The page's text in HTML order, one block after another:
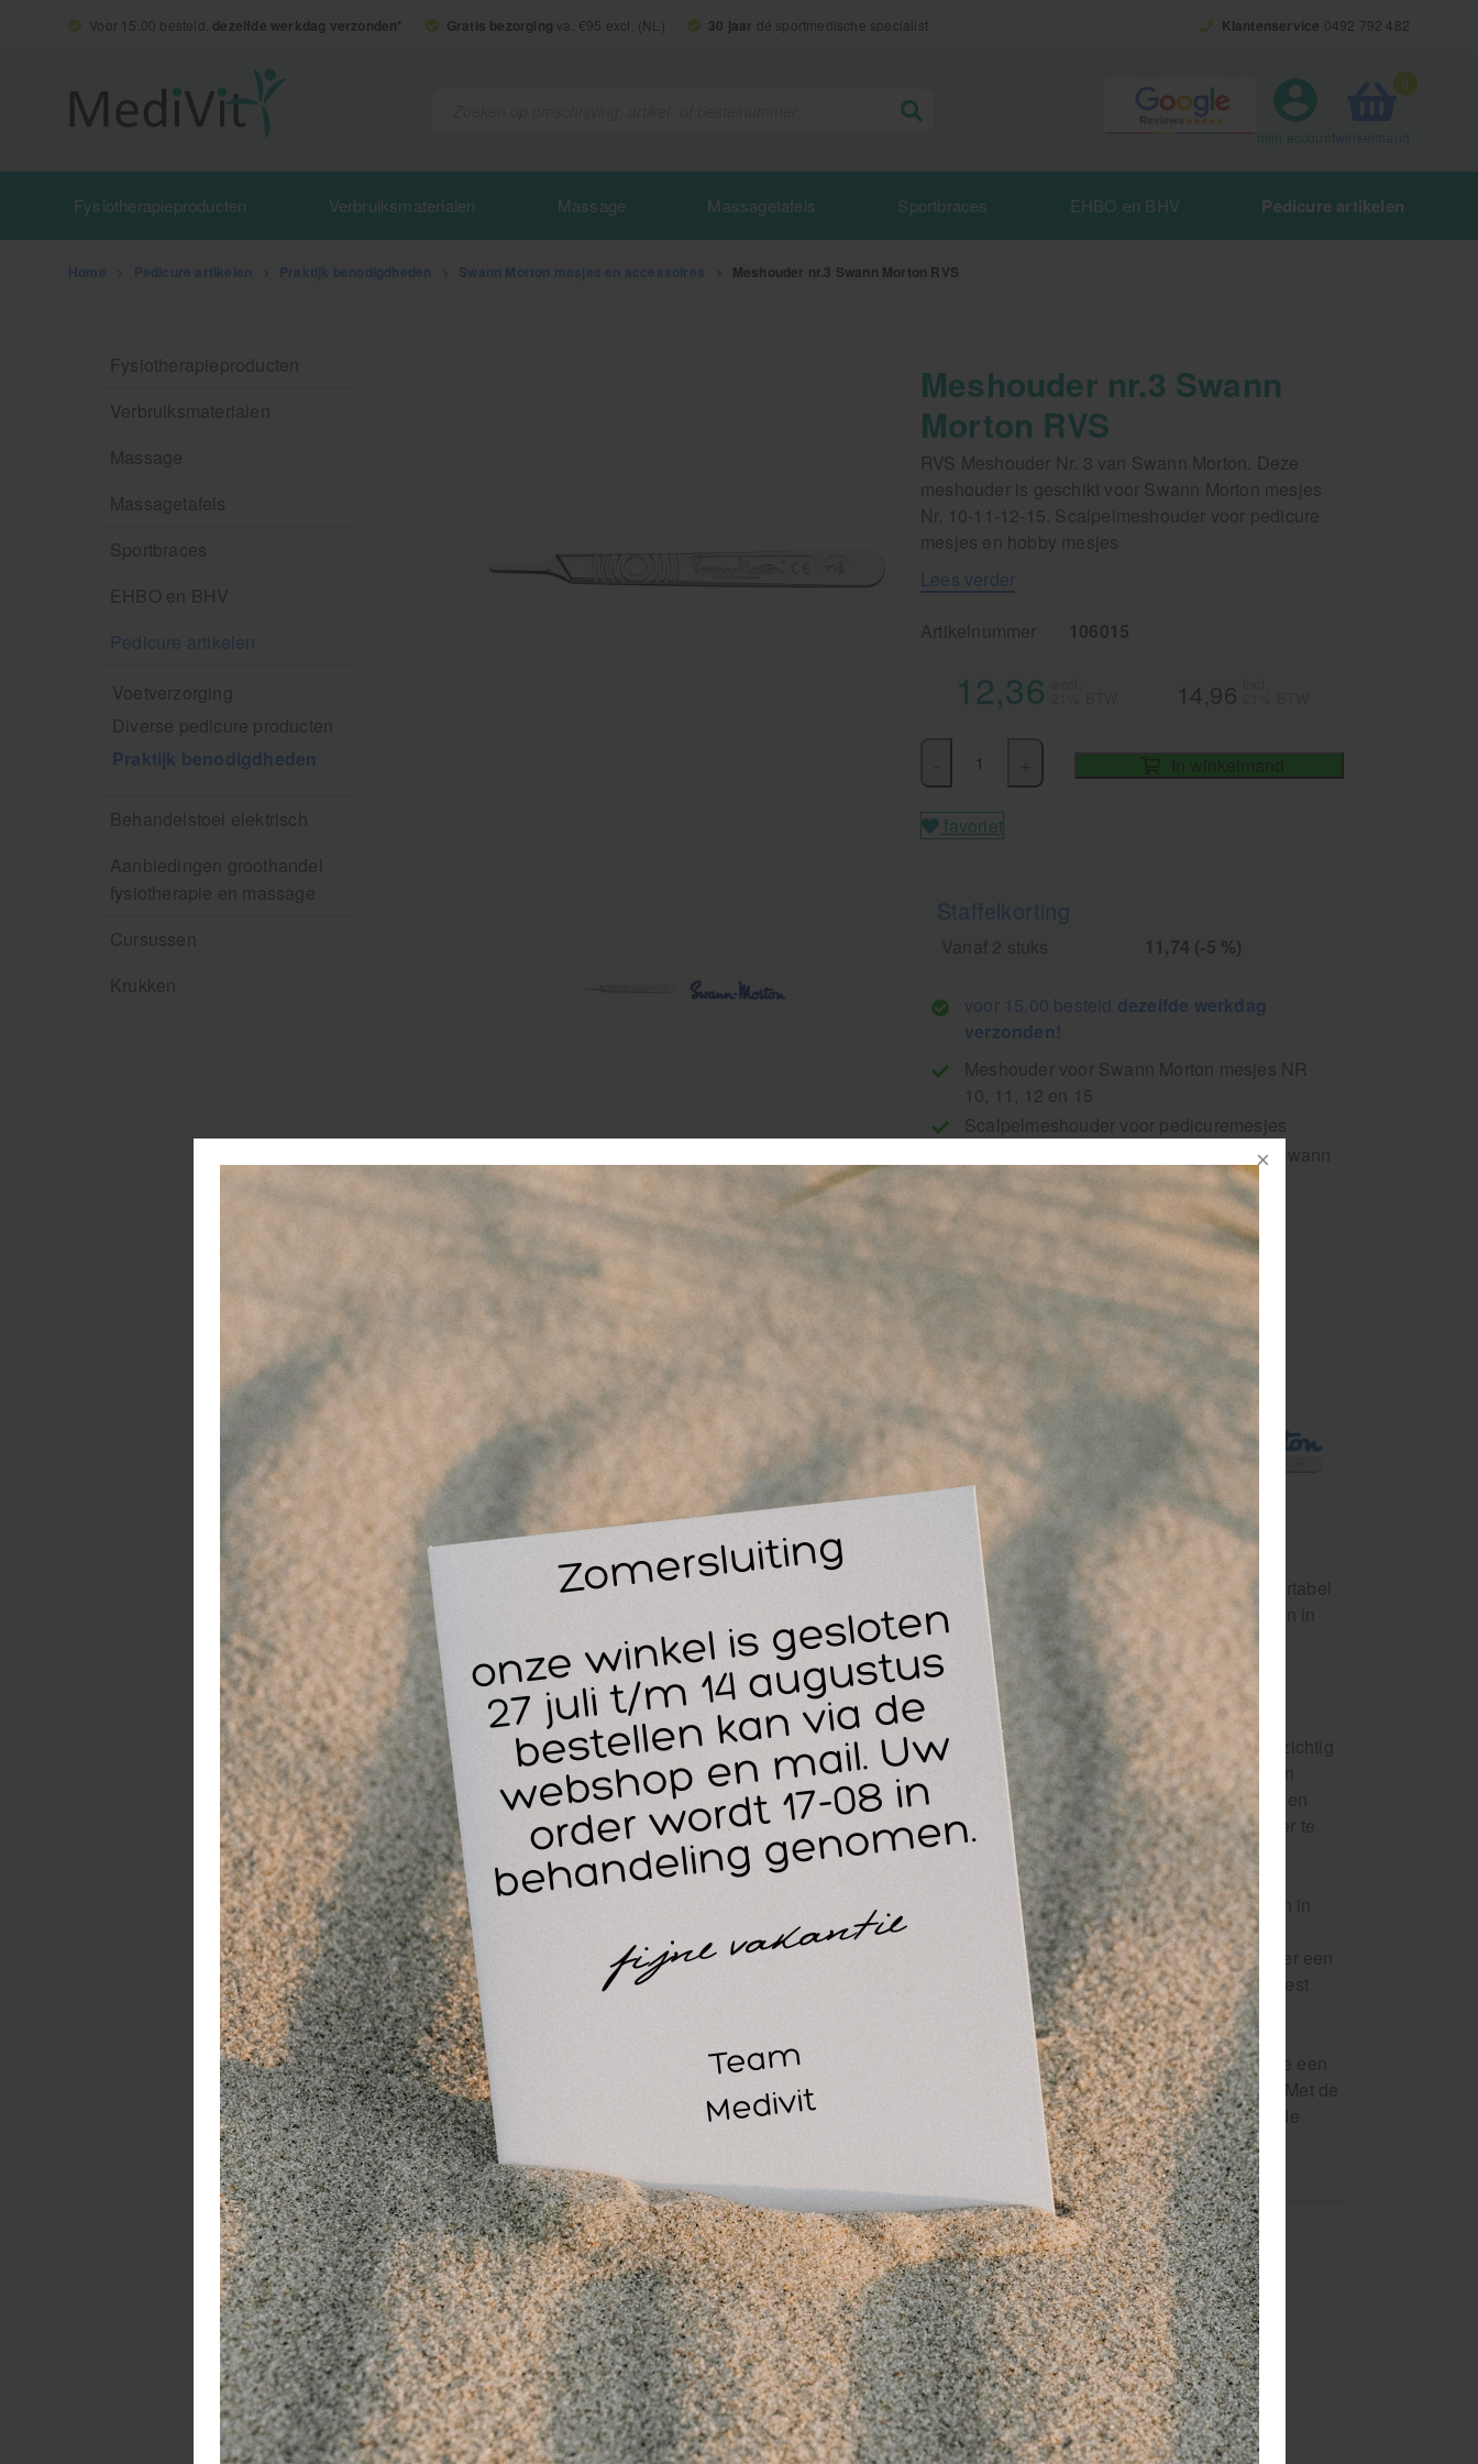
Voor 15.00 besteld, dezelfde werkdag verzonden* Gratis bezorging va. €95 excl. (NL) 30 jaar dé sportmedische specialist Klantenservice 0492 792 482
0
mijn account
Fysiotherapieproducten Verbruiksmaterialen Massage Massagetafels Sportbraces EHBO en BHV Pedicure artikelen
Home Pedicure artikelen Praktijk benodigdheden Swann Morton mesjes en accessoires Meshouder nr.3 Swann Morton RVS
Fysiotherapieproducten
Verbruiksmaterialen
Massage
Massagetafels
Sportbraces
EHBO en BHV
Pedicure artikelen
Voetverzorging
Diverse pedicure producten
Praktijk benodigdheden
Behandelstoel elektrisch
Aanbiedingen groothandel
fysiotherapie en massage
Cursussen
Krukken
Meshouder nr.3 Swann
Morton RVS
RVS Meshouder Nr. 3 van Swann Morton. Deze
meshouder is geschikt voor Swann Morton mesjes
Nr. 10-11-12-15. Scalpelmeshouder voor pedicure
mesjes en hobby mesjes
Lees verder
Artikelnummer 106015
12,36 14,96
In winkelmand
favoriet
Staffelkorting
Vanaf 2 stuks 11,74 (-5 %)
voor 15.00 besteld dezelfde werkdag
verzonden!
Meshouder voor Swann Morton mesjes NR
10, 11, 12 en 15
Scalpelmeshouder voor pedicuremesjes
Voorkom loszittende mesjes, kies voor Swann
Morton.
Roestvrijstalen meshouder van Swann Morton voor de scapelmesjes van
de 10-serie (10, 11, 12, en 15).
Als pedicure of voetzorgspecialist is een betrouwbare en nauwkeurige
meshouder belangrijk, zeker voor professioneel gebruik. De Swann Morton
meshouder nr.3 is hier de juiste keuze voor. Deze meshouder is geschikt voor
Swann Morton mesjes nummer 10, 11, 12 en 15. Dankzij de nauwkeurige
pasvorm van de meshouder wordt elk mesje stevig vastgehouden, wat zorgt
voor meer controle en veiligheid tijdens het werk. Een goed passende meshouder is niet alleen comfortabel
in gebruik, maar ook zeer belangrijk voornauwkeurige behandelingen wanneer gesneden moet worden in
Vervangen van scalpelmesjes
Een Swann Morton mesje vervangen vanuit de meshouder nr.3 is eenvoudig, maar moet zorgvuldig
gebeuren om je moet veilig en hygiënisch te werk gaan. Vervang het mesje door het oude mesje voorzichtig
van de houder te schuiven en een nieuw mesje op zijn plaats te klikken. Voor het veilig weggooien van
gebruikte scalpelmesjes is er de Swann Morton mescontainer, waarin losse scalpelmesjes veilig kunnen
worden opgeborgen. Deze container is speciaal ontworpen om scherpe objecten op een veilige manier te
verzamelen en is absoluut aan te raden in elke praktijk of salon die gebruikmaakt van scalpelmesjes.
De Swann Morton meshouder nr.3 wordt veel gebruikt door professionals in de voetzorg, pedicures, en in
beautysalons. Als je zoekt naar een precisie-instrument van hoge kwaliteit, voor het uitvoeren van
specialistische behandelingen zoals het verwijderen van eelt en likdoorns dan is de Swann meshouder een
aanrader . Door het gebruik van een scherpe en nauwkeurig passend mesje kan je jouw cliënten de best
mogelijke zorg bieden, zonder risico op uitschieten of andere ongemakken.
In beautysalons wordt de Swann Morton meshouder vaak ingezet voor behandelingen waarbij precisie een
vereiste is, zoals het verwijderen van oneffenheden of het uitvoeren van delicate huidbehandelingen. Met de
Swann Morton meshouder kan je veilig en gecontroleerd werken, wat zowel voor de professional als de
cliënt een veilig en comfortabel gevoel geeft.
Wellicht ook interessant